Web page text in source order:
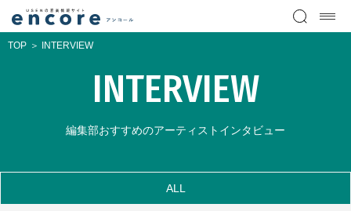
TOP INTERVIEW
INTERVIEW
編集部おすすめのアーティストインタビュー
ALL